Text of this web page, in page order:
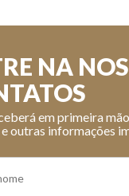
NA
em primeira
outras informações